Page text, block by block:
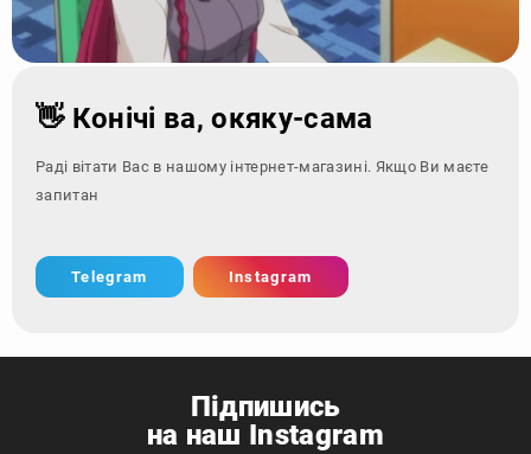
👋 Конічі ва, окяку-сама
Раді вітати Вас в нашому інтернет-магазині. Якщо Ви маєте
запитання - зверніт
Telegram Instagram
Підпишись
на наш Instagram